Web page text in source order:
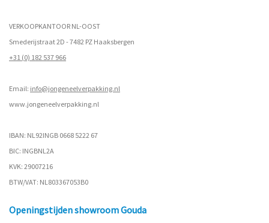
VERKOOPKANTOOR NL-OOST
Smederijstraat 2D - 7482 PZ Haaksbergen
+31 (0) 182 537 966
Email: info@jongeneelverpakking.nl
www.jongeneelverpakking.nl
IBAN: NL92INGB 0668 5222 67
BIC: INGBNL2A
KVK: 29007216
BTW/VAT: NL803367053B0
Openingstijden showroom Gouda